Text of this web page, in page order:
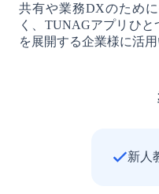
共有や業務DXのため
く、TUNAGアプリひ
を展開する企業様に活
新人